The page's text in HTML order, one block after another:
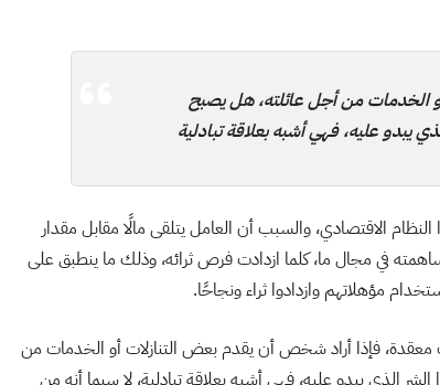
الخدمات من أجل عائلته، هل يصبح
يبدو عليه، فهي أشبه بعلاقة تبادلية
الاقتصادي، والسبب أن العامل يتلقى مالًا مقابل مقدار
في مجال ما، كلما ازدادت فرص ثرائه، وذلك ما ينطبق على
مؤهلاتهم وازدادوا ثراء ونجاحًا.
معقدة، فإذا أراد شخص أن يقدم بعض التنازلات أو الخدمات من
الذي يبدو عليه، فهي أشبه بعلاقة تبادلية، لا سيما أنه من